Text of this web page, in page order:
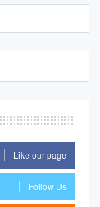
Like our page
Follow Us